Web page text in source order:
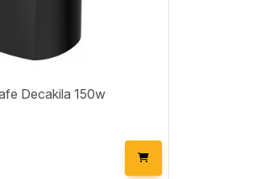
Decakila 150w